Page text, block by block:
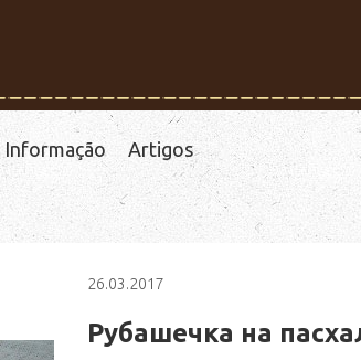
Informação Artigos
26.03.2017
Рубашечка на